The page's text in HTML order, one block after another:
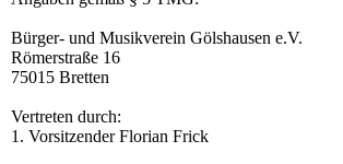
Bürger- und Musikverein Gölshausen e.V.
Römerstraße 16
75015 Bretten
Vertreten durch:
1. Vorsitzender Florian Frick